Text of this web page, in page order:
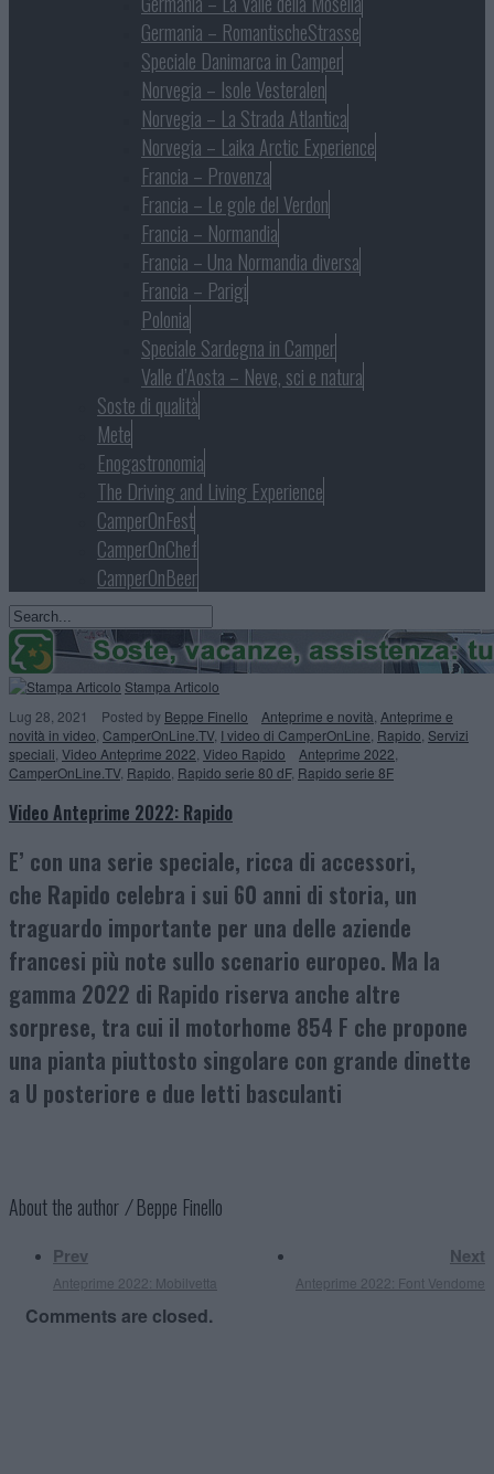
Germania – RomantischeStrasse
Speciale Danimarca in Camper
Norvegia – Isole Vesteralen
Norvegia – La Strada Atlantica
Norvegia – Laika Arctic Experience
Francia – Provenza
Francia – Le gole del Verdon
Francia – Normandia
Francia – Una Normandia diversa
Francia – Parigi
Polonia
Speciale Sardegna in Camper
Valle d’Aosta – Neve, sci e natura
Soste di qualità
Mete
Enogastronomia
The Driving and Living Experience
CamperOnFest
CamperOnChef
CamperOnBeer
Stampa Articolo
Lug 28, 2021
Posted by Beppe Finello Anteprime e novità Anteprime e
novità in video CamperOnLine.TV, I video di CamperOnLine Rapido Servizi
speciali Video Anteprime 2022 Video Rapido Anteprime 2022
CamperOnLine.TV, Rapido Rapido serie 80 dF, Rapido serie 8F
Video Anteprime 2022: Rapido
E’ con una serie speciale, ricca di accessori,
che Rapido celebra i sui 60 anni di storia, un
traguardo importante per una delle aziende
francesi più note sullo scenario europeo. Ma la
gamma 2022 di Rapido riserva anche altre
sorprese, tra cui il motorhome 854 F che propone
una pianta piuttosto singolare con grande dinette
a U posteriore e due letti basculanti
About the author ⁄Beppe Finello
Prev
Anteprime 2022: Mobilvetta
Next
Anteprime 2022: Font Vendome
Comments are closed.